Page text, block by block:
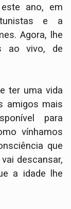
ano, em
e a
Agora, lhe
ao vivo, de
ter uma vida
amigos mais
para
vínhamos
que
descansar,
a idade lhe